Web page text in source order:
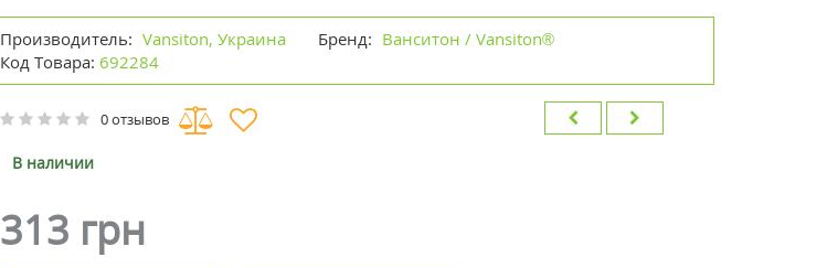
Производитель: Vansiton, Украина Бренд: Ванситон / Vansiton®
Код Товара: 692284
0 отзывов
В наличии
313 грн